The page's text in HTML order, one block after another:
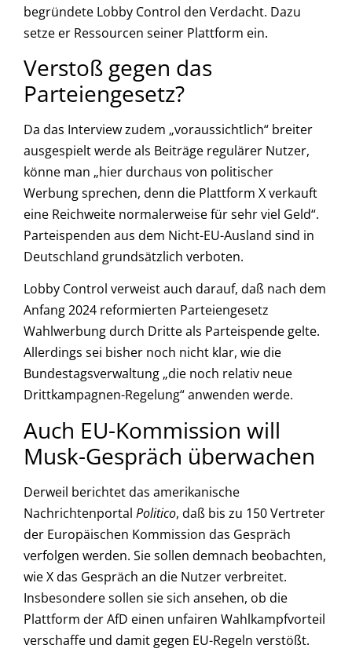
begründete Lobby Control den Verdacht. Dazu
setze er Ressourcen seiner Plattform ein.
Verstoß gegen das
Parteiengesetz?
Da das Interview zudem „voraussichtlich“ breiter
ausgespielt werde als Beiträge regulärer Nutzer,
könne man „hier durchaus von politischer
Werbung sprechen, denn die Plattform X verkauft
eine Reichweite normalerweise für sehr viel Geld“.
Parteispenden aus dem Nicht-EU-Ausland sind in
Deutschland grundsätzlich verboten.
Lobby Control verweist auch darauf, daß nach dem
Anfang 2024 reformierten Parteiengesetz
Wahlwerbung durch Dritte als Parteispende gelte.
Allerdings sei bisher noch nicht klar, wie die
Bundestagsverwaltung „die noch relativ neue
Drittkampagnen-Regelung“ anwenden werde.
Auch EU-Kommission will
Musk-Gespräch überwachen
Derweil berichtet das amerikanische
Nachrichtenportal Politico, daß bis zu 150 Vertreter
der Europäischen Kommission das Gespräch
verfolgen werden. Sie sollen demnach beobachten,
wie X das Gespräch an die Nutzer verbreitet.
Insbesondere sollen sie sich ansehen, ob die
Plattform der AfD einen unfairen Wahlkampfvorteil
verschaffe und damit gegen EU-Regeln verstößt.